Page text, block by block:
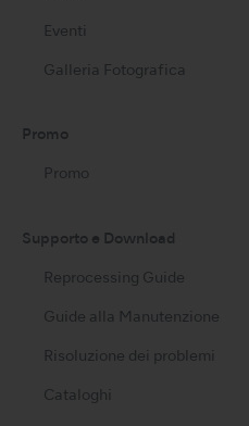
Eventi
Galleria Fotografica
Promo
Promo
Supporto e Download
Reprocessing Guide
Guide alla Manutenzione
Risoluzione dei problemi
Cataloghi